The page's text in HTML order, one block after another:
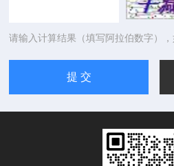
请输入计算结果（填写阿拉伯数字）